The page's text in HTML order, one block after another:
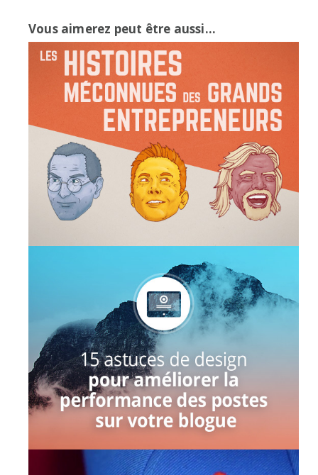
Vous aimerez peut être aussi...